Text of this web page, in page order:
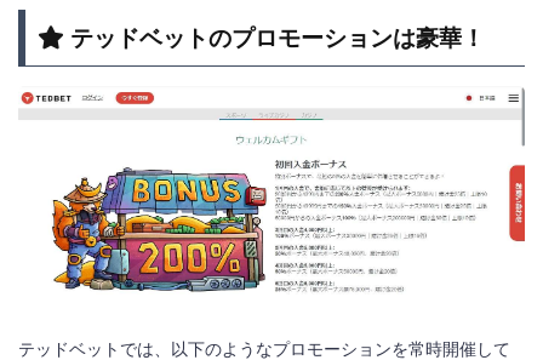
テッドベットのプロモーションは豪華！
テッドベットでは、以下のようなプロモーションを常時開催して